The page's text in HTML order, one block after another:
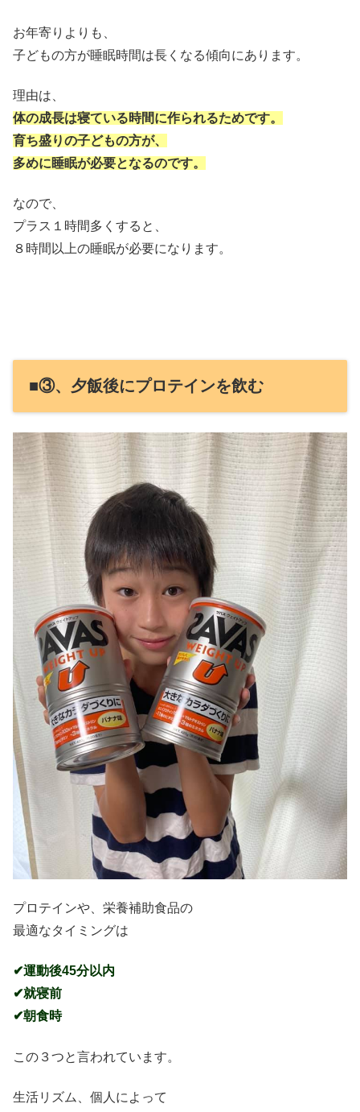
お年寄りよりも、
子どもの方が睡眠時間は長くなる傾向にあります。
理由は、
体の成長は寝ている時間に作られるためです。
育ち盛りの子どもの方が、
多めに睡眠が必要となるのです。
なので、
プラス１時間多くすると、
８時間以上の睡眠が必要になります。
■③、夕飯後にプロテインを飲む
プロテインや、栄養補助食品の
最適なタイミングは
✔運動後45分以内
✔就寝前
✔朝食時
この３つと言われています。
生活リズム、個人によって